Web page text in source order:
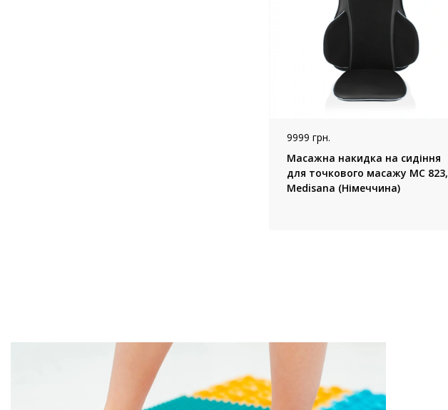
9999 грн.
Масажна накидка на сидіння
для точкового масажу MC 823,
Medisana (Німеччина)